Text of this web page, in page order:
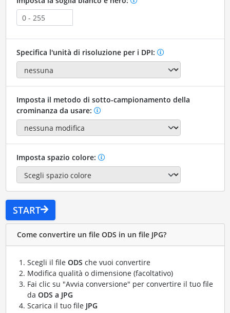
Specifica l'unità di risoluzione per i DPI:
Imposta il metodo di sotto-campionamento della
crominanza da usare:
Imposta spazio colore:
START
Come convertire un file ODS in un file JPG?
Scegli il file ODS che vuoi convertire
Modifica qualità o dimensione (facoltativo)
Fai clic su "Avvia conversione" per convertire il tuo file
da ODS a JPG
Scarica il tuo file JPG